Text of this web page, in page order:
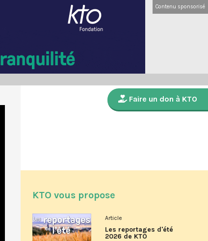
Contenu sponsorisé
Faire un don à KTO
KTO vous propose
Article
Les reportages d'été
2026 de KTO